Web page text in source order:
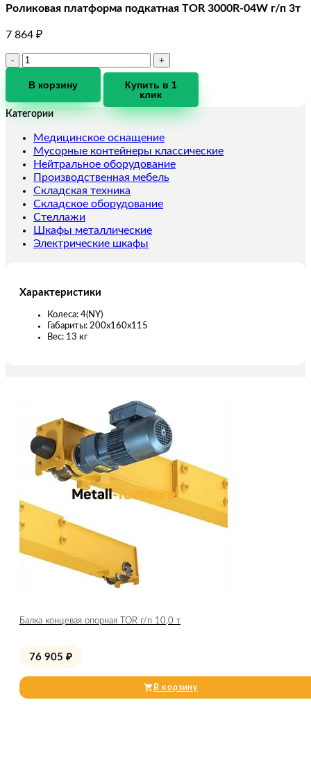
Роликовая платформа подкатная TOR 3000R-04W г/п 3т
7 864 ₽
Количество
Роликовая
подкатная
3000R-
04W
г/
п
3т
В корзину
Купить в 1
клик
Категории
Медицинское оснащение
Мусорные контейнеры классические
Нейтральное оборудование
Производственная мебель
Складская техника
Складское оборудование
Стеллажи
Шкафы металлические
Электрические шкафы
Характеристики
Колесa: 4(NY)
Габариты: 200х160х115
Вес: 13 кг
Балка концевая опорная TOR г/п 10,0 т
76 905 ₽
В корзину